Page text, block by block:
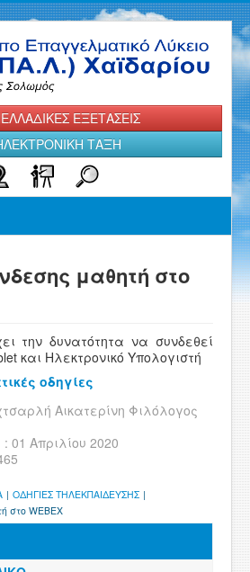
ΕΞΕΤΑΣΕΙΣ
ΤΑΞΗ
μαθητή στο
την δυνατότητα να συνδεθεί
και Ηλεκτρονικό Υπολογιστή
οδηγίες
Αικατερίνη Φιλόλογος
01 Απριλίου 2020
| ΟΔΗΓΙΕΣ ΤΗΛΕΚΠΑΙΔΕΥΣΗΣ |
στο WEBEX